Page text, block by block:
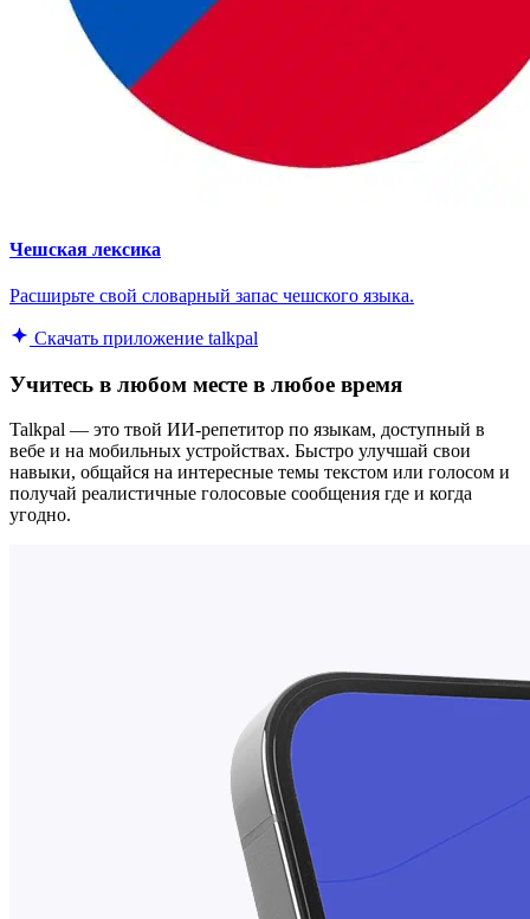
Чешская лексика
Расширьте свой словарный запас чешского языка.
Скачать приложение talkpal
Учитесь в любом месте в любое время
Talkpal — это твой ИИ-репетитор по языкам, доступный в
вебе и на мобильных устройствах. Быстро улучшай свои
навыки, общайся на интересные темы текстом или голосом и
получай реалистичные голосовые сообщения где и когда
угодно.